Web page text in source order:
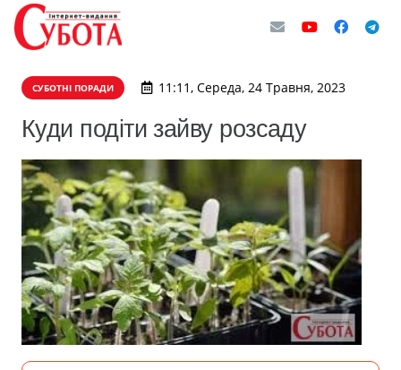
СУБОТНІ ПОРАДИ 11:11, Середа, 24 Травня, 2023
Куди подіти зайву розсаду